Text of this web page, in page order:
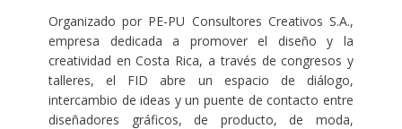
Organizado por PE-PU Consultores Creativos S.A.,
empresa dedicada a promover el diseño y la
creatividad en Costa Rica, a través de congresos y
talleres, el FID abre un espacio de diálogo,
intercambio de ideas y un puente de contacto entre
diseñadores gráficos, de producto, de moda,